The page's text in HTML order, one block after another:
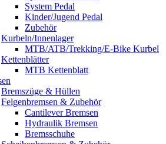
System Pedal
Kinder/Jugend Pedal
Zubehör
Kurbeln/Innenlager
MTB/ATB/Trekking/E-Bike Kurbel
Kettenblätter
MTB Kettenblatt
Bremszüge & Hüllen
Felgenbremsen & Zubehör
Cantilever Bremsen
Hydraulik Bremsen
Bremsschuhe